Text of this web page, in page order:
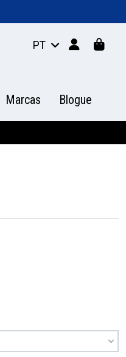
PT
Marcas Blogue